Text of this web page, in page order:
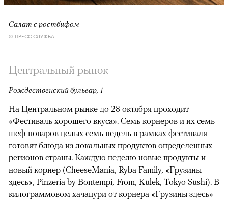
Салат с ростбифом
© ПРЕСС-СЛУЖБА
Центральный рынок
Рождественский бульвар, 1
На Центральном рынке до 28 октября проходит
«Фестиваль хорошего вкуса». Семь корнеров и их семь
шеф-поваров целых семь недель в рамках фестиваля
готовят блюда из локальных продуктов определенных
регионов страны. Каждую неделю новые продукты и
новый корнер (CheeseMania, Ryba Family, «Грузины
здесь», Pinzeria by Bontempi, From, Kulek, Tokyo Sushi). В
килограммовом хачапури от корнера «Грузины здесь»